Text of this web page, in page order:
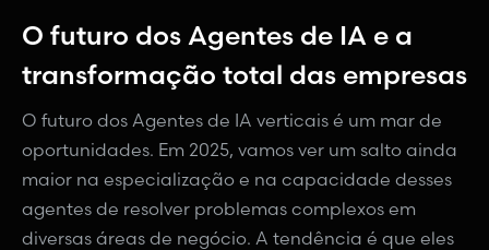
O futuro dos Agentes de IA e a
transformação total das empresas
O futuro dos Agentes de IA verticais é um mar de
oportunidades. Em 2025, vamos ver um salto ainda
maior na especialização e na capacidade desses
agentes de resolver problemas complexos em
diversas áreas de negócio. A tendência é que eles